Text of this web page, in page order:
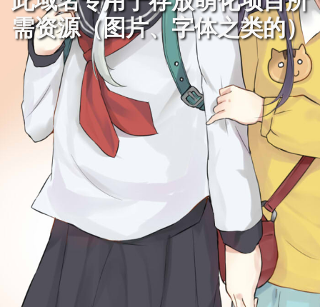
需资源（图片、字体之类的）